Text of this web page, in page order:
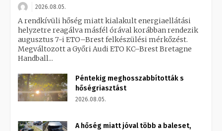
2026.08.05.
A rendkívüli hőség miatt kialakult energiaellátási
helyzetre reagálva másfél órával korábban rendezik
augusztus 7-i ETO–Brest felkészülési mérkőzést.
Megváltozott a Győri Audi ETO KC–Brest Bretagne
Handball...
Péntekig meghosszabbították s
hőségriasztást
2026.08.05.
A hőség miatt jóval több a baleset,